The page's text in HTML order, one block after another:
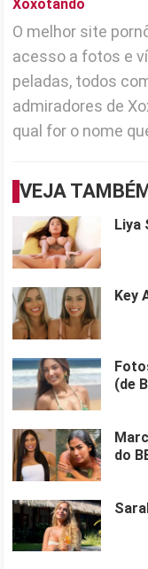
Xoxotando
O melhor site
acesso a fotos e
peladas, todos
admiradores de
qual for o nome
VEJA TAMBÉM
Liya
Key
(de
do